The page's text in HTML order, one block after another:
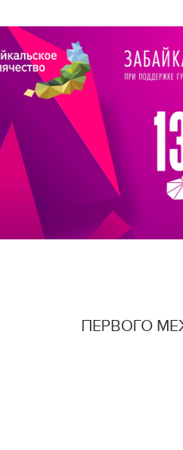
ПЕРВОГО